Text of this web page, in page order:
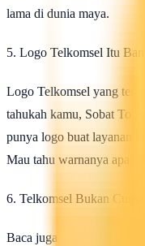
lama di dunia maya.
5. Logo Telkomsel Itu
Logo Telkomsel yang
tahukah kamu, Sobat
punya logo buat layanan
Mau tahu warnanya apa?
6. Telkomsel Bukan Cuma
Baca juga